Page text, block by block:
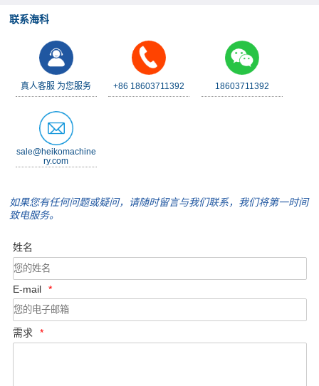
联系海科
真人客服 为您服务 +86 18603711392 18603711392
sale@heikomachine
ry.com
如果您有任何问题或疑问，请随时留言与我们联系，我们将第一时间
致电服务。
姓名
E-mail *
需求 *